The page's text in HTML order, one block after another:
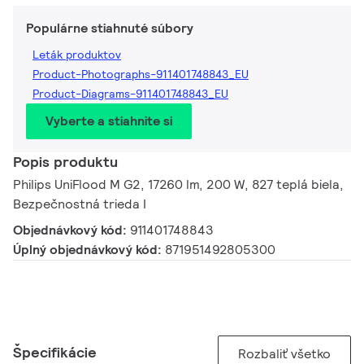
Populárne stiahnuté súbory
Leták produktov
Product-Photographs-911401748843_EU
Product-Diagrams-911401748843_EU
Vyberte a stiahnite si
Popis produktu
Philips UniFlood M G2, 17260 lm, 200 W, 827 teplá biela,
Bezpečnostná trieda I
Objednávkový kód: 911401748843
Úplný objednávkový kód: 871951492805300
Špecifikácie Rozbaliť všetko